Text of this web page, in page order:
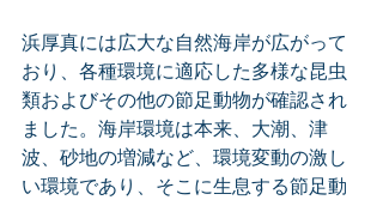
浜厚真には広大な自然海岸が広がって
おり、各種環境に適応した多様な昆虫
類およびその他の節足動物が確認され
ました。海岸環境は本来、大潮、津
波、砂地の増減など、環境変動の激し
い環境であり、そこに生息する節足動